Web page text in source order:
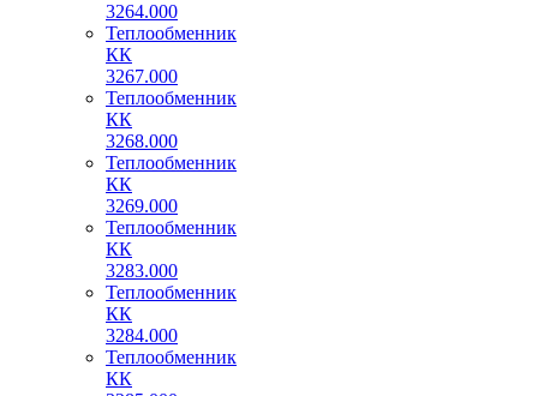
3264.000
Теплообменник
КК
3267.000
Теплообменник
КК
3268.000
Теплообменник
КК
3269.000
Теплообменник
КК
3283.000
Теплообменник
КК
3284.000
Теплообменник
КК